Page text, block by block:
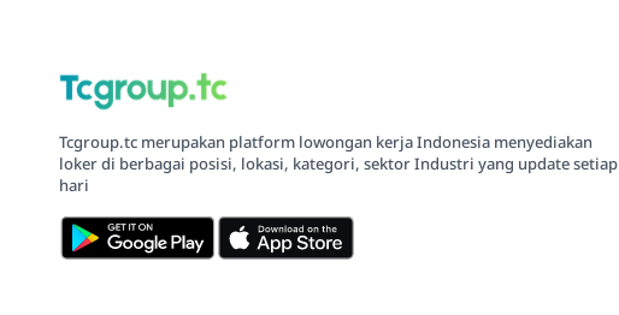
Tcgroup.tc merupakan platform lowongan kerja Indonesia menyediakan
loker di berbagai posisi, lokasi, kategori, sektor Industri yang update setiap
hari